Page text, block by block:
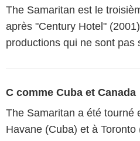
The Samaritan est le
après "Century Hotel"
productions qui ne sont pas
C comme Cuba et Canada
The Samaritan a été tourné
Havane (Cuba) et à Toronto